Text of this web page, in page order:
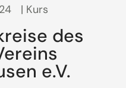
| Kurs
des
e.V.